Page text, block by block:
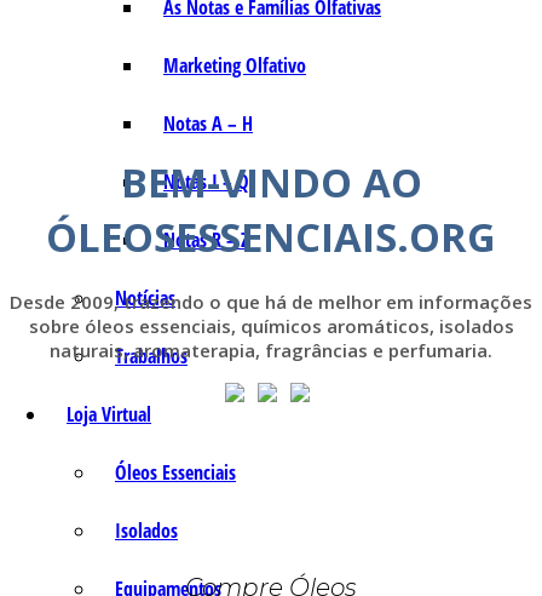
As Notas e Famílias Olfativas
Marketing Olfativo
Notas A – H
Notas I – Q
Notas R – Z
Notícias
Trabalhos
Loja Virtual
Óleos Essenciais
Isolados
Equipamentos
BEM-VINDO AO
ÓLEOSESSENCIAIS.ORG
Desde 2009, trazendo o que há de melhor em informações
sobre óleos essenciais, químicos aromáticos, isolados
naturais, aromaterapia, fragrâncias e perfumaria.
Compre Óleos